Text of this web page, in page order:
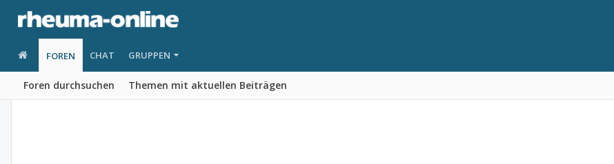
FOREN
Foren durchsuchen Themen mit aktuellen Beiträgen
CHAT GRUPPEN